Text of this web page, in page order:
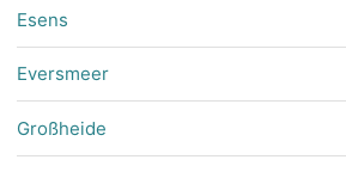
Esens
Eversmeer
Großheide